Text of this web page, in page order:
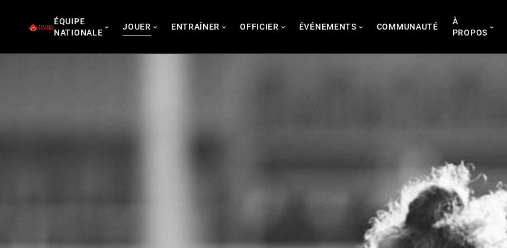
ÉQUIPE
NATIONALE
JOUER ENTRAÎNER OFFICIER ÉVÉNEMENTS COMMUNAUTÉ
À
PROPOS